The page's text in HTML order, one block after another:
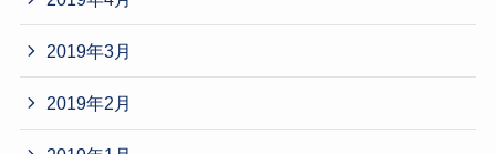
2019年3月
2019年2月